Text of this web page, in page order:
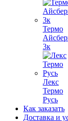
Термо
3к
Лекс
Термо
Русь
Как заказать
Доставка и